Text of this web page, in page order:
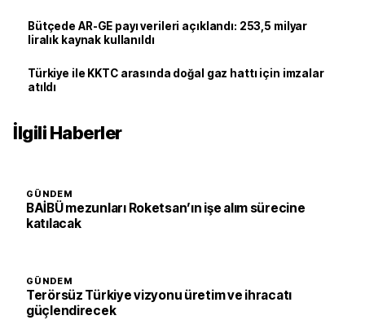
Bütçede AR-GE payı verileri açıklandı: 253,5 milyar
liralık kaynak kullanıldı
Türkiye ile KKTC arasında doğal gaz hattı için imzalar
atıldı
İlgili Haberler
GÜNDEM
BAİBÜ mezunları Roketsan’ın işe alım sürecine
katılacak
GÜNDEM
Terörsüz Türkiye vizyonu üretim ve ihracatı
güçlendirecek